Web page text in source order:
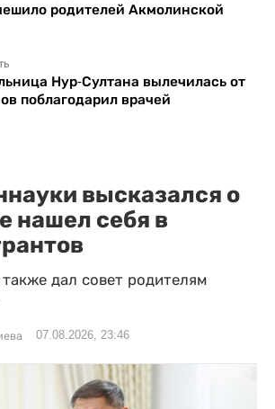
родителей Акмолинской
Нур-Султана вылечилась от
поблагодарил врачей
высказался о
нашел себя в
дал совет родителям
07.08.2026, 23:46